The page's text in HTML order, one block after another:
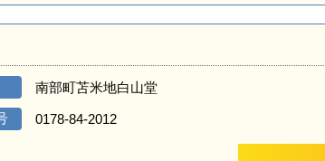
南部町苫米地白山堂
0178-84-2012